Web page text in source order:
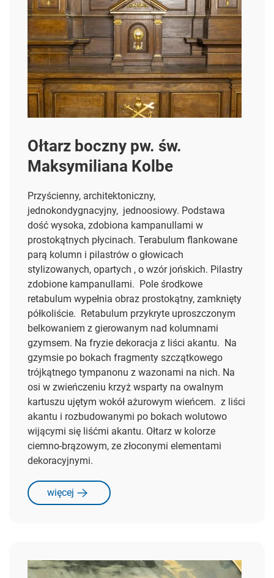
Ołtarz boczny pw. św.
Maksymiliana Kolbe
Przyścienny, architektoniczny,
jednokondygnacyjny, jednoosiowy. Podstawa
dość wysoka, zdobiona kampanullami w
prostokątnych płycinach. Terabulum flankowane
parą kolumn i pilastrów o głowicach
stylizowanych, opartych , o wzór jońskich. Pilastry
zdobione kampanullami. Pole środkowe
retabulum wypełnia obraz prostokątny, zamknięty
półkoliście. Retabulum przykryte uproszczonym
belkowaniem z gierowanym nad kolumnami
gzymsem. Na fryzie dekoracja z liści akantu. Na
gzymsie po bokach fragmenty szczątkowego
trójkątnego tympanonu z wazonami na nich. Na
osi w zwieńczeniu krzyż wsparty na owalnym
kartuszu ujętym wokół ażurowym wieńcem. z liści
akantu i rozbudowanymi po bokach wolutowo
wijącymi się liśćmi akantu. Ołtarz w kolorze
ciemno-brązowym, ze złoconymi elementami
dekoracyjnymi.
więcej